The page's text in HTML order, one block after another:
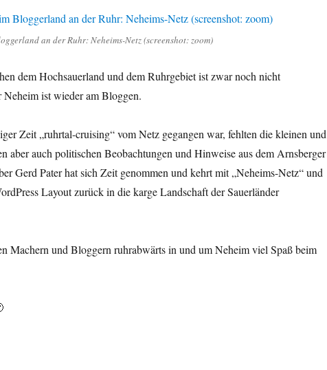
an der Ruhr: Neheims-Netz (screenshot: zoom)
dem Hochsauerland und dem Ruhrgebiet ist zwar noch nicht
Neheim ist wieder am Bloggen.
Zeit „ruhrtal-cruising“ vom Netz gegangen war, fehlten die kleinen und
aber auch politischen Beobachtungen und Hinweise aus dem Arnsberger
Gerd Pater hat sich Zeit genommen und kehrt mit „Neheims-Netz“ und
Layout zurück in die karge Landschaft der Sauerländer
Machern und Bloggern ruhrabwärts in und um Neheim viel Spaß beim